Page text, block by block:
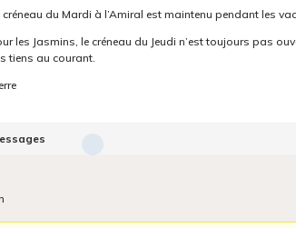
créneau du Mardi à l’Amiral est maintenu pendant les
les Jasmins, le créneau du Jeudi n’est toujours pas
tiens au courant.